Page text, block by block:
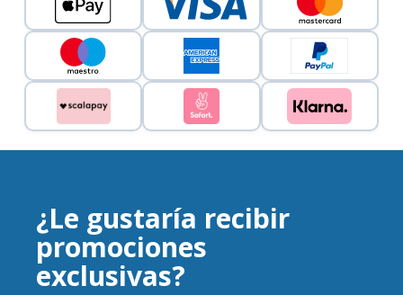
¿Le gustaría recibir
promociones
exclusivas?